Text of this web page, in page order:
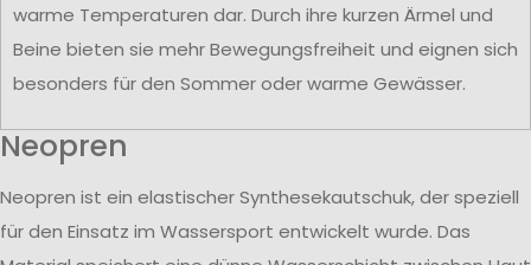
warme Temperaturen dar. Durch ihre kurzen Ärmel und
Beine bieten sie mehr Bewegungsfreiheit und eignen sich
besonders für den Sommer oder warme Gewässer.
Neopren
Neopren ist ein elastischer Synthesekautschuk, der speziell
für den Einsatz im Wassersport entwickelt wurde. Das